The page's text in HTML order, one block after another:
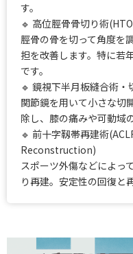
す。
🔹 高位脛骨骨切り術
脛骨の骨を切って角度を
担を改善します。特に若
です。
🔹 鏡視下半月板縫合術・
関節鏡を用いて小さな切
除し、膝の痛みや可動域
🔹 前十字靱帯再建術
Reconstruction)
スポーツ外傷などによっ
り再建。安定性の回復と